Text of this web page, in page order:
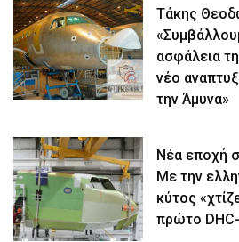
Τάκης
ασφάλεια
νέο
την Άμυνα»
Νέα εποχή
Με την
κύτος
πρώτο